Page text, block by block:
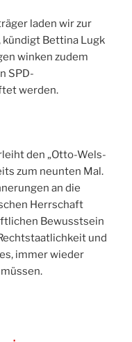
laden wir zur
kündigt Bettina Lugk
winken zudem
SPD-
werden.
den „Otto-Wels-
zum neunten Mal.
an die
Herrschaft
Bewusstsein
und
immer wieder